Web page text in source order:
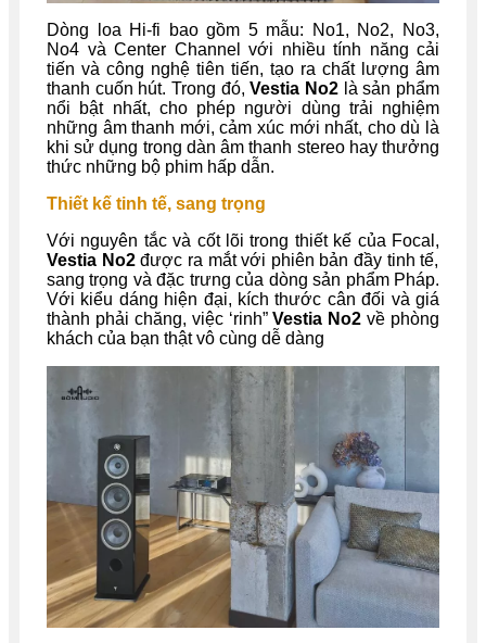
Dòng loa Hi-fi bao gồm 5 mẫu: No1, No2, No3,
No4 và Center Channel với nhiều tính năng cải
tiến và công nghệ tiên tiến, tạo ra chất lượng âm
thanh cuốn hút. Trong đó,Vestia No2 là sản phẩm
nổi bật nhất, cho phép người dùng trải nghiệm
những âm thanh mới, cảm xúc mới nhất, cho dù là
khi sử dụng trong dàn âm thanh stereo hay thưởng
thức những bộ phim hấp dẫn.
Thiết kế tinh tế, sang trọng
Với nguyên tắc và cốt lõi trong thiết kế của Focal,
Vestia No2được ra mắt với phiên bản đầy tinh tế,
sang trọng và đặc trưng của dòng sản phẩm Pháp.
Với kiểu dáng hiện đại, kích thước cân đối và giá
thành phải chăng, việc ‘rinh”Vestia No2 về phòng
khách của bạn thật vô cùng dễ dàng